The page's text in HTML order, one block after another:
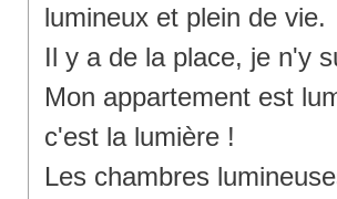
lumineux et plein de vie.
Il y a de la place, je n'y
Mon appartement est
c'est la lumière !
Les chambres